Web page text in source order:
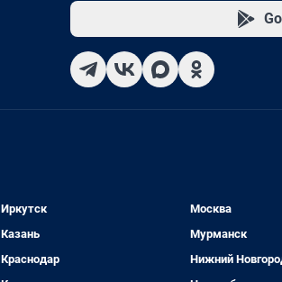
Иркутск
Казань
Краснодар
Москва
Мурманск
Нижний